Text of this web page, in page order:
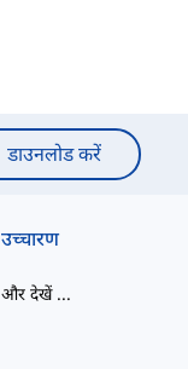
डाउनलोड करें
उच्चारण
और देखें...